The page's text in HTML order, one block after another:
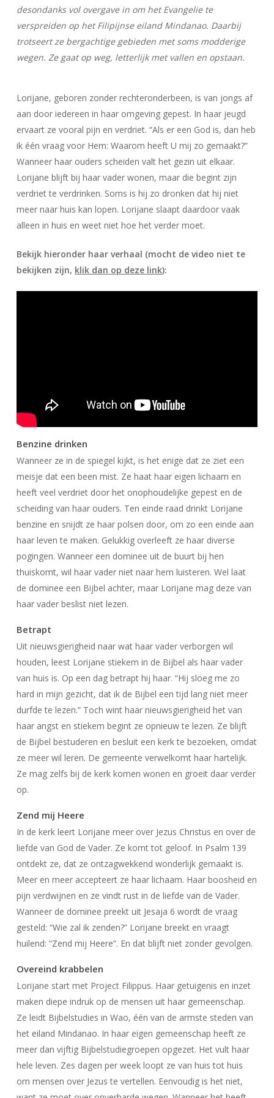
desondanks vol overgave in om het Evangelie te
verspreiden op het Filipijnse eiland Mindanao. Daarbij
trotseert ze bergachtige gebieden met soms modderige
wegen. Ze gaat op weg, letterlijk met vallen en opstaan.
Lorijane, geboren zonder rechteronderbeen, is van jongs af
aan door iedereen in haar omgeving gepest. In haar jeugd
ervaart ze vooral pijn en verdriet. “Als er een God is, dan heb
ik één vraag voor Hem: Waarom heeft U mij zo gemaakt?”
Wanneer haar ouders scheiden valt het gezin uit elkaar.
Lorijane blijft bij haar vader wonen, maar die begint zijn
verdriet te verdrinken. Soms is hij zo dronken dat hij niet
meer naar huis kan lopen. Lorijane slaapt daardoor vaak
alleen in huis en weet niet hoe het verder moet.
Bekijk hieronder haar verhaal (mocht de video niet te
bekijken zijn, klik dan op deze link):
Benzine drinken
Wanneer ze in de spiegel kijkt, is het enige dat ze ziet een
meisje dat een been mist. Ze haat haar eigen lichaam en
heeft veel verdriet door het onophoudelijke gepest en de
scheiding van haar ouders. Ten einde raad drinkt Lorijane
benzine en snijdt ze haar polsen door, om zo een einde aan
haar leven te maken. Gelukkig overleeft ze haar diverse
pogingen. Wanneer een dominee uit de buurt bij hen
thuiskomt, wil haar vader niet naar hem luisteren. Wel laat
de dominee een Bijbel achter, maar Lorijane mag deze van
haar vader beslist niet lezen.
Betrapt
Uit nieuwsgierigheid naar wat haar vader verborgen wil
houden, leest Lorijane stiekem in de Bijbel als haar vader
van huis is. Op een dag betrapt hij haar. “Hij sloeg me zo
hard in mijn gezicht, dat ik de Bijbel een tijd lang niet meer
durfde te lezen.” Toch wint haar nieuwsgierigheid het van
haar angst en stiekem begint ze opnieuw te lezen. Ze blijft
de Bijbel bestuderen en besluit een kerk te bezoeken, omdat
ze meer wil leren. De gemeente verwelkomt haar hartelijk.
Ze mag zelfs bij de kerk komen wonen en groeit daar verder
op.
Zend mij Heere
In de kerk leert Lorijane meer over Jezus Christus en over de
liefde van God de Vader. Ze komt tot geloof. In Psalm 139
ontdekt ze, dat ze ontzagwekkend wonderlijk gemaakt is.
Meer en meer accepteert ze haar lichaam. Haar boosheid en
pijn verdwijnen en ze vindt rust in de liefde van de Vader.
Wanneer de dominee preekt uit Jesaja 6 wordt de vraag
gesteld: “Wie zal ik zenden?” Lorijane breekt en vraagt
huilend: “Zend mij Heere”. En dat blijft niet zonder gevolgen.
Overeind krabbelen
Lorijane start met Project Filippus. Haar getuigenis en inzet
maken diepe indruk op de mensen uit haar gemeenschap.
Ze leidt Bijbelstudies in Wao, één van de armste steden van
het eiland Mindanao. In haar eigen gemeenschap heeft ze
meer dan vijftig Bijbelstudiegroepen opgezet. Het vult haar
hele leven. Zes dagen per week loopt ze van huis tot huis
om mensen over Jezus te vertellen. Eenvoudig is het niet,